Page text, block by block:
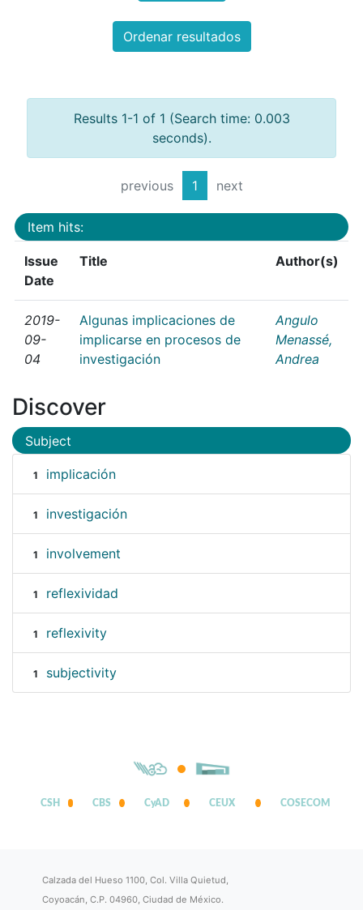
Ordenar resultados
Results 1-1 of 1 (Search time: 0.003
seconds).
previous 1 next
Item hits:
Issue
Date
Title Author(s)
2019-
09-
04
Algunas implicaciones de
implicarse en procesos de
investigación
Angulo
Menassé,
Andrea
Discover
Subject
1 implicación
1 investigación
1 involvement
1 reflexividad
1 reflexivity
1 subjectivity
CSH CBS CyAD CEUX COSECOM
Calzada del Hueso 1100, Col. Villa Quietud,
Coyoacán, C.P. 04960, Ciudad de México.